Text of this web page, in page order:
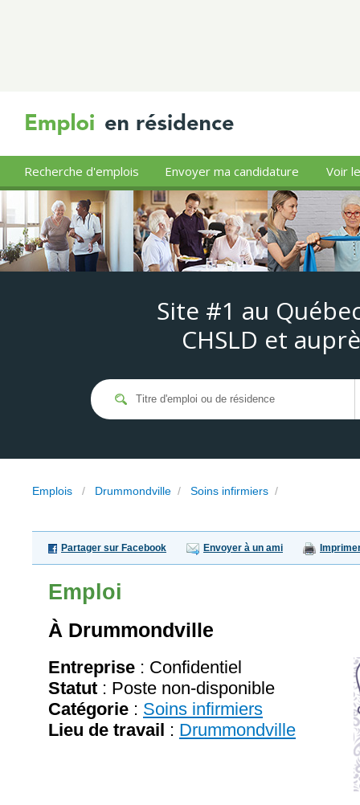
Recherche d'emplois Envoyer ma candidature Voir
Site #1 au
CHSLD et
Emplois / Drummondville / Soins infirmiers /
Partager sur Facebook Envoyer à un ami
Emploi
À Drummondville
Entreprise : Confidentiel
Statut : Poste non-disponible
Catégorie : Soins infirmiers
Lieu de travail : Drummondville